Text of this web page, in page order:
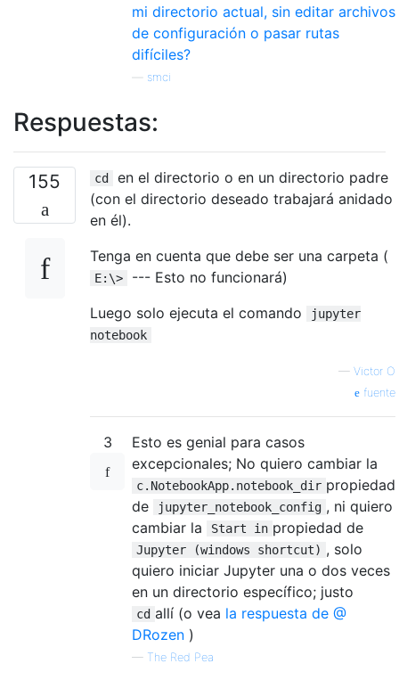
mi directorio actual, sin editar archivos
de configuración o pasar rutas
difíciles?
smci
Respuestas:
155 cd
en el directorio o en un directorio padre
(con el directorio deseado trabajará anidado
en él).
Tenga en cuenta que debe ser una carpeta (
E:\>
--- Esto no funcionará)
Luego solo ejecuta el comando
jupyter
notebook
— Victor O
fuente
3
Esto es genial para casos
excepcionales; No quiero cambiar la
c.NotebookApp.notebook_dir propiedad
de
jupyter_notebook_config , ni quiero
cambiar la
Start in propiedad de
Jupyter (windows shortcut) , solo
quiero iniciar Jupyter una o dos veces
en un directorio específico; justo
cd allí (o vea la respuesta de @
DRozen )
— The Red Pea